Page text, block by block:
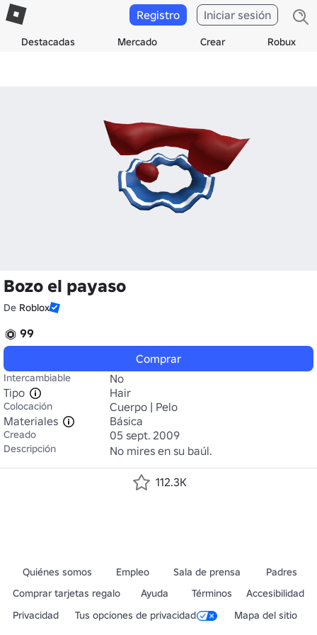
Destacadas Mercado Crear Robux
Registro Iniciar sesión
Bozo el payaso
De Roblox
99
Comprar
Intercambiable
No
Tipo
Hair
Colocación
Cuerpo | Pelo
Materiales
Básica
Creado 05 sept. 2009
Descripción No mires en su baúl.
112.3K
Quiénes somos Empleo Sala de prensa
Padres
Comprar tarjetas regalo
Ayuda Términos
Accesibilidad
Privacidad
Tus opciones de privacidad Mapa del sitio